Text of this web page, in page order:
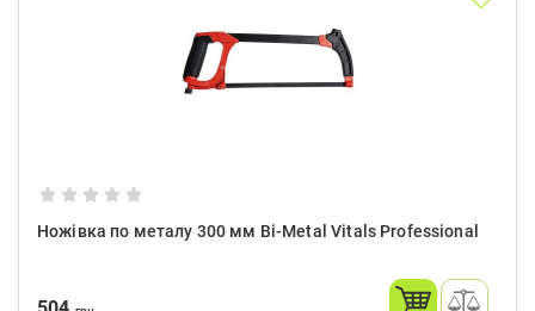
Ножівка по металу 300 мм Bi-Metal Vitals Professional